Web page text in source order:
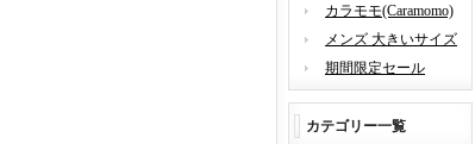
カラモモ(Caramomo)
メンズ 大きいサイズ
期間限定セール
カテゴリー一覧